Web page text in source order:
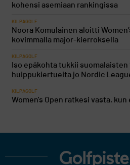
kohensi asemiaan rankingissa
KILPAGOLF
Noora Komulainen aloitti
kovimmalla major-kierroksella
KILPAGOLF
Iso epäkohta tukkii
huippukiertueita jo Nordic
KILPAGOLF
Women's Open ratkesi vasta,